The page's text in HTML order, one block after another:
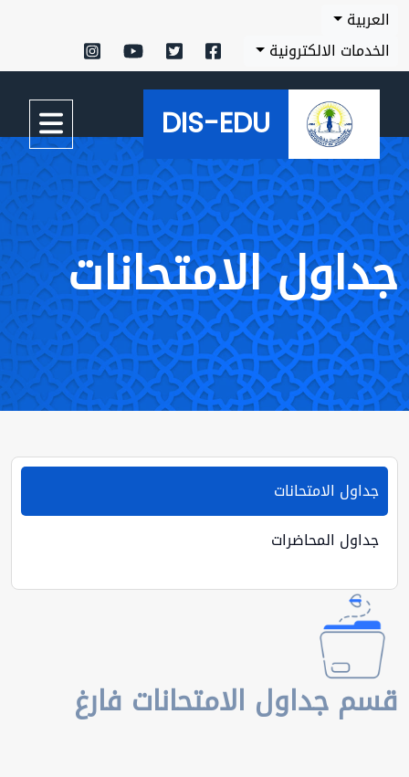
العربية
الخدمات الالكترونية
DIS-EDU
جداول الامتحانات
جداول الامتحانات
جداول المحاضرات
قسم جداول الامتحانات فارغ